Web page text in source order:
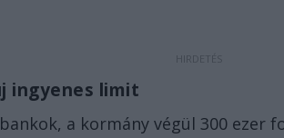
ingyenes limit
a kormány végül 300 ezer